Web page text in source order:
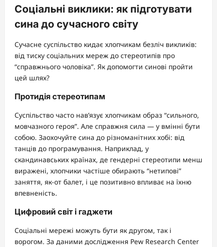
Соціальні виклики: як підготувати
сина до сучасного світу
Сучасне суспільство кидає хлопчикам безліч викликів:
від тиску соціальних мереж до стереотипів про
“справжнього чоловіка”. Як допомогти синові пройти
цей шлях?
Протидія стереотипам
Суспільство часто нав’язує хлопчикам образ “сильного,
мовчазного героя”. Але справжня сила — у вмінні бути
собою. Заохочуйте сина до різноманітних хобі: від
танців до програмування. Наприклад, у
скандинавських країнах, де гендерні стереотипи менш
виражені, хлопчики частіше обирають “нетипові”
заняття, як-от балет, і це позитивно впливає на їхню
впевненість.
Цифровий світ і гаджети
Соціальні мережі можуть бути як другом, так і
ворогом. За даними дослідження Pew Research Center